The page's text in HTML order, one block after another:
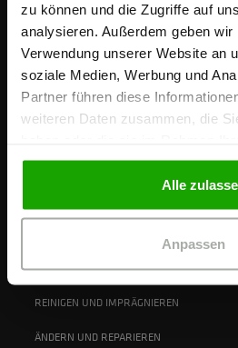
zu können und die Zugriffe auf
analysieren. Außerdem geben
Verwendung unserer Website an
soziale Medien, Werbung und
Partner führen diese
weiteren Daten zusammen, die
gesammelt haben.
Alle
Anpassen
KARRIERE
KONTAKT
WIDERRUF ERKLÄREN
RÜCKSENDUNG
DOWNLOADS
PFLEGEHINWEISE
REINIGEN UND IMPRÄGNIEREN
ÄNDERN UND REPARIEREN
Ich bestätige, dass ich
Preise werden netto